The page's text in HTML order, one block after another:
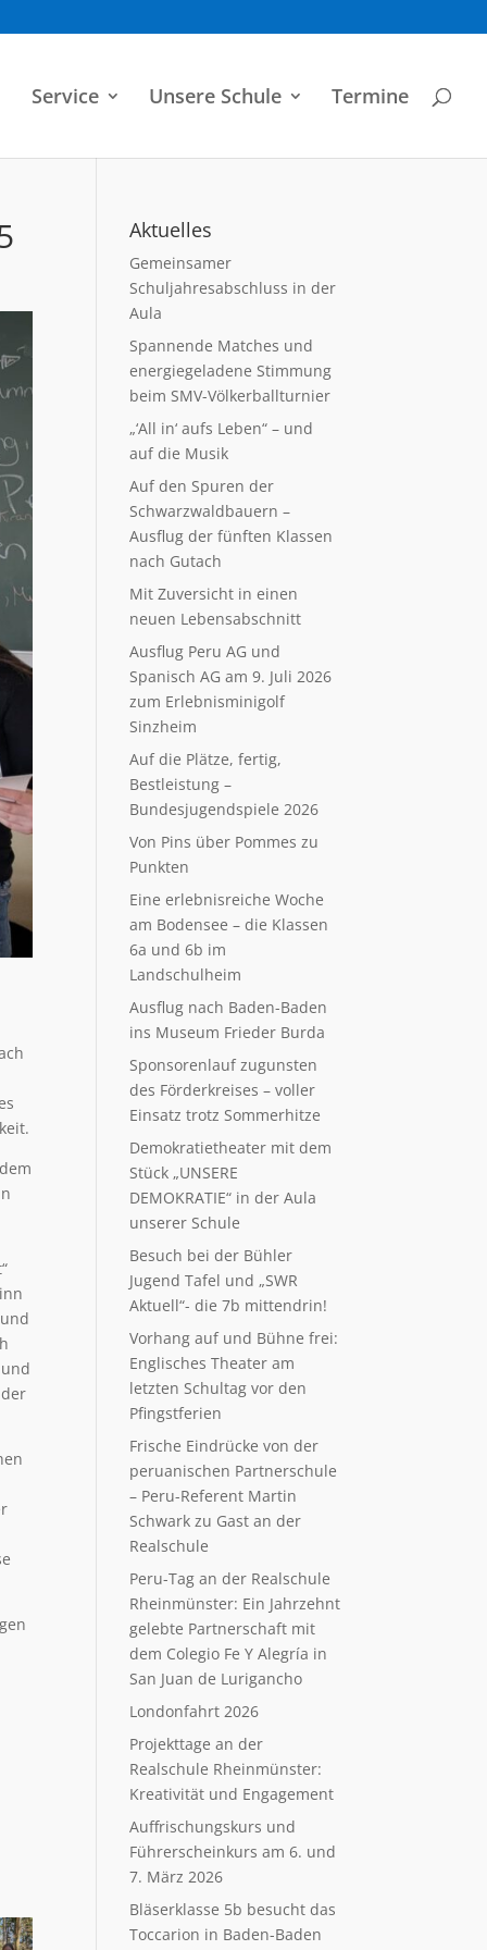
Service Unsere Schule Termine
Aktuelles
Gemeinsamer
Schuljahresabschluss in der
Aula
Spannende Matches und
energiegeladene Stimmung
beim SMV-Völkerballturnier
„‘All in‘ aufs Leben“ – und
auf die Musik
Auf den Spuren der
Schwarzwaldbauern –
Ausflug der fünften Klassen
nach Gutach
Mit Zuversicht in einen
neuen Lebensabschnitt
Ausflug Peru AG und
Spanisch AG am 9. Juli 2026
zum Erlebnisminigolf
Sinzheim
Auf die Plätze, fertig,
Bestleistung –
Bundesjugendspiele 2026
Von Pins über Pommes zu
Punkten
Eine erlebnisreiche Woche
am Bodensee – die Klassen
6a und 6b im
Landschulheim
Ausflug nach Baden-Baden
ins Museum Frieder Burda
Sponsorenlauf zugunsten
des Förderkreises – voller
Einsatz trotz Sommerhitze
Demokratietheater mit dem
Stück „UNSERE
DEMOKRATIE“ in der Aula
unserer Schule
Besuch bei der Bühler
Jugend Tafel und „SWR
Aktuell“- die 7b mittendrin!
Vorhang auf und Bühne frei:
Englisches Theater am
letzten Schultag vor den
Pfingstferien
Frische Eindrücke von der
peruanischen Partnerschule
– Peru-Referent Martin
Schwark zu Gast an der
Realschule
Peru-Tag an der Realschule
Rheinmünster: Ein Jahrzehnt
gelebte Partnerschaft mit
dem Colegio Fe Y Alegría in
San Juan de Lurigancho
Londonfahrt 2026
Projekttage an der
Realschule Rheinmünster:
Kreativität und Engagement
Auffrischungskurs und
Führerscheinkurs am 6. und
7. März 2026
Bläserklasse 5b besucht das
Toccarion in Baden-Baden